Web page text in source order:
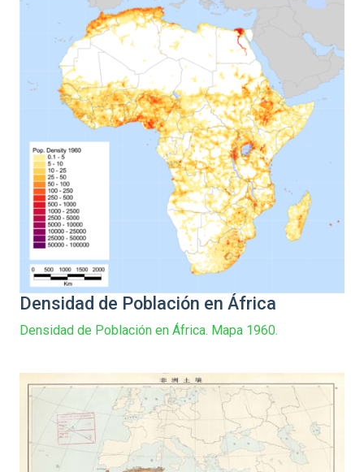
Densidad de Población en África
Densidad de Población en África. Mapa 1960.